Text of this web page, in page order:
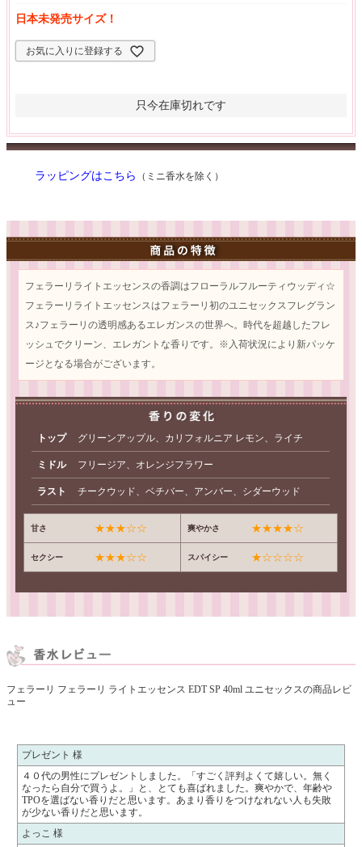
日本未発売サイズ！
お気に入りに登録する
只今在庫切れです
ラッピングはこちら （ミニ香水を除く）
フェラーリライトエッセンスの香調はフローラルフルーティウッディ☆
フェラーリライトエッセンスはフェラーリ初のユニセックスフレグラン
ス♪フェラーリの透明感あるエレガンスの世界へ。時代を超越したフレ
ッシュでクリーン、エレガントな香りです。※入荷状況により新パッケ
ージとなる場合がございます。
トップ グリーンアップル、カリフォルニア レモン、ライチ
ミドル フリージア、オレンジフラワー
ラスト チークウッド、ベチバー、アンバー、シダーウッド
甘さ ★★★☆☆ 爽やかさ ★★★★☆
セクシー ★★★☆☆ スパイシー ★☆☆☆☆
フェラーリ フェラーリ ライトエッセンス EDT SP 40ml ユニセックスの商品レビ
ュー
プレゼント 様
４０代の男性にプレゼントしました。「すごく評判よくて嬉しい。無く
なったら自分で買うよ。」と、とても喜ばれました。爽やかで、年齢や
TPOを選ばない香りだと思います。あまり香りをつけなれない人も失敗
が少ない香りだと思います。
よっこ 様